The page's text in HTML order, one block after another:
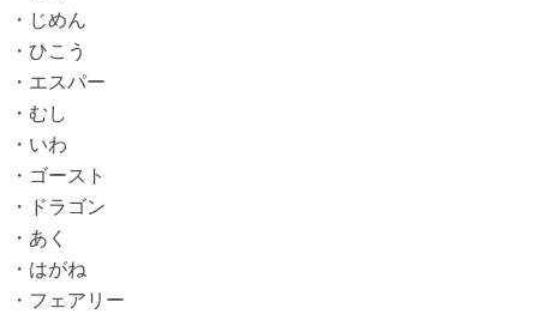
・じめん
・ひこう
・エスパー
・むし
・いわ
・ゴースト
・ドラゴン
・あく
・はがね
・フェアリー